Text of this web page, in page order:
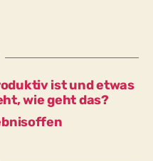
ist und etwas
wie geht das?